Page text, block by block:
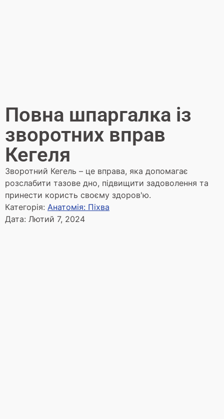
Повна шпаргалка із
зворотних вправ
Кегеля
Зворотний Кегель – це вправа, яка допомагає
розслабити тазове дно, підвищити задоволення та
принести користь своєму здоров'ю.
Категорія: Анатомія: Піхва
Дата: Лютий 7, 2024